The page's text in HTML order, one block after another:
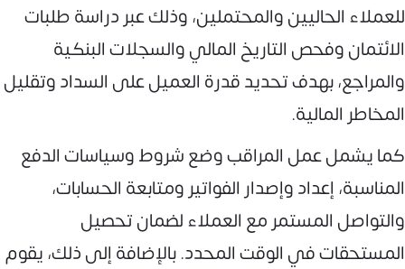
للعملاء الحاليين والمحتملين، وذلك عبر دراسة طلبات
الائتمان وفحص التاريخ المالي والسجلات البنكية
والمراجع، بهدف تحديد قدرة العميل على السداد وتقليل
المخاطر المالية.
كما يشمل عمل المراقب وضع شروط وسياسات الدفع
المناسبة، إعداد وإصدار الفواتير ومتابعة الحسابات،
والتواصل المستمر مع العملاء لضمان تحصيل
المستحقات في الوقت المحدد. بالإضافة إلى ذلك، يقوم